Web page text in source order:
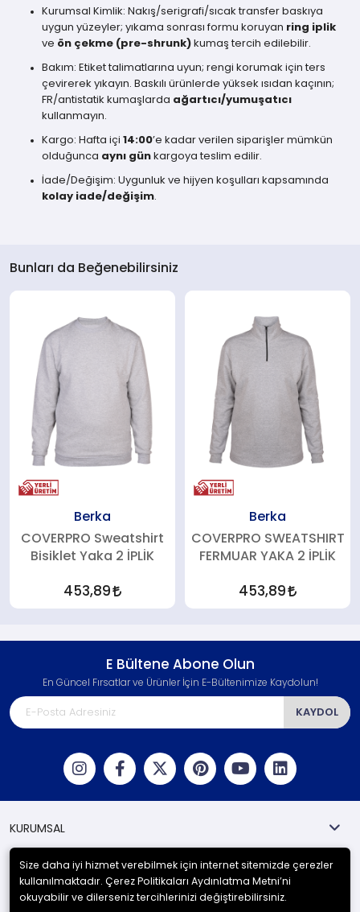
Kurumsal Kimlik: Nakış/serigrafi/sıcak transfer baskıya
uygun yüzeyler; yıkama sonrası formu koruyan ring iplik
ve ön çekme (pre-shrunk) kumaş tercih edilebilir.
Bakım: Etiket talimatlarına uyun; rengi korumak için ters
çevirerek yıkayın. Baskılı ürünlerde yüksek ısıdan kaçının;
FR/antistatik kumaşlarda ağartıcı/yumuşatıcı
kullanmayın.
Kargo: Hafta içi 14:00’e kadar verilen siparişler mümkün
olduğunca aynı gün kargoya teslim edilir.
İade/Değişim: Uygunluk ve hijyen koşulları kapsamında
kolay iade/değişim
Bunları da Beğenebilirsiniz
Berka
COVERPRO Sweatshirt
Bisiklet Yaka 2 İPLİK
453,89
Berka
COVERPRO SWEATSHIRT
FERMUAR YAKA 2 İPLİK
453,89
E Bültene Abone Olun
En Güncel Fırsatlar ve Ürünler İçin E-Bültenimize Kaydolun!
KAYDOL
KURUMSAL
Size daha iyi hizmet verebilmek için internet sitemizde çerezler
kullanılmaktadır. Çerez Politikaları Aydınlatma Metni’ni
okuyabilir ve dilerseniz tercihlerinizi değiştirebilirsiniz.